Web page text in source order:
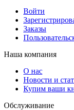
Войти
Заказы
Наша компания
О нас
Новости и
Купим ваши
Обслуживание